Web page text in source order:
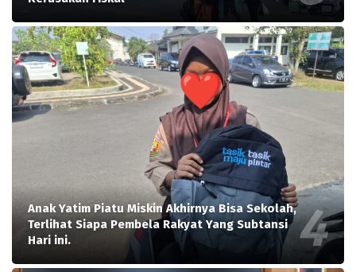
Anak Yatim Piatu Miskin Akhirnya Bisa Sekolah,
Terlihat Siapa Pembela Rakyat Yang Subtansi
Hari ini.